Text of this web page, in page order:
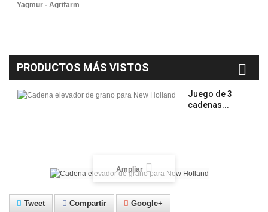
Yagmur - Agrifarm
PRODUCTOS MÁS VISTOS
Juego de 3
cadenas...
Ampliar
Tweet Compartir Google+